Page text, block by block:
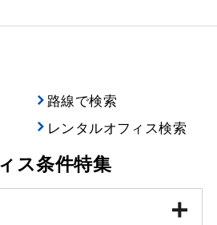
路線で検索
レンタルオフィス検索
ス条件特集